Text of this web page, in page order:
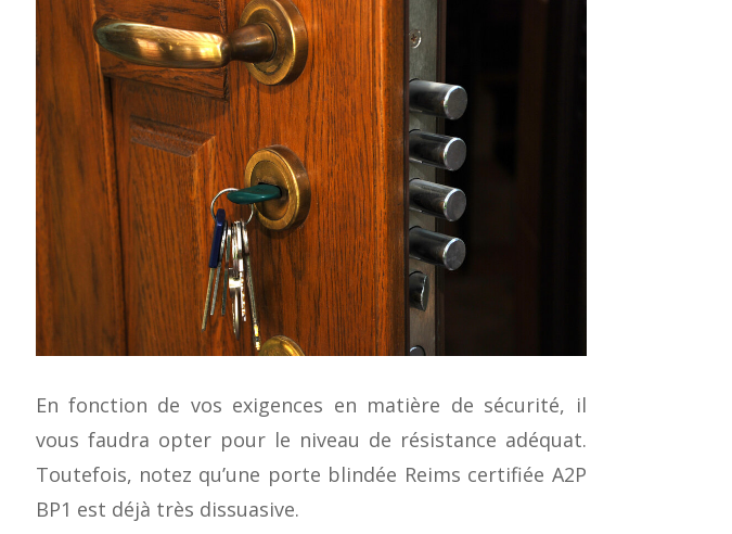
En fonction de vos exigences en matière de sécurité, il
vous faudra opter pour le niveau de résistance adéquat.
Toutefois, notez qu’une porte blindée Reims certifiée A2P
BP1 est déjà très dissuasive.